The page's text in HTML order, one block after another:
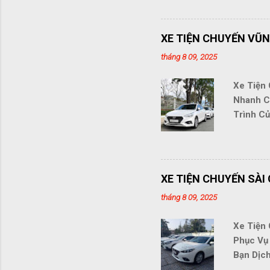
Thiết
mức giá
cho
Đường
XE TIỆN CHUYẾN
tháng 8 09, 2025
Xe Tiện
Nhanh
Trình
Tàu Sài
cung
Đối:
Bình
XE TIỆN CHUYẾN
tháng 8 09, 2025
Xe Tiện
Phục
Bạn